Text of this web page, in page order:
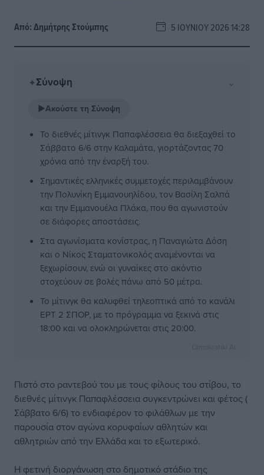
Από:Δημήτρης Στούμπης 5 ΙΟΥΝΊΟΥ 2026 14:28
✦Σύνοψη ⌄
▶Ακούστε τη Σύνοψη
Το διεθνές μίτινγκ Παπαφλέσσεια θα διεξαχθεί το
Σάββατο 6/6 στην Καλαμάτα, γιορτάζοντας 70
χρόνια από την έναρξή του.
Σημαντικές ελληνικές συμμετοχές περιλαμβάνουν
την Πολυνίκη Εμμανουηλίδου, τον Βασίλη Σαλπά
και την Εμμανουέλα Πλάκα, που θα αγωνιστούν
σε διάφορες αποστάσεις.
Στα αγωνίσματα κονίστρας, η Παναγιώτα Δόση
και ο Νίκος Σταματονικολός αναμένονται να
ξεχωρίσουν, ενώ οι γυναίκες στο ακόντιο
στοχεύουν σε βολές πάνω από 50 μέτρα.
Το μίτινγκ θα καλυφθεί τηλεοπτικά από το κανάλι
ΕΡΤ 2 ΣΠΟΡ, με το πρόγραμμα να ξεκινά στις
18:00 και να ολοκληρώνεται στις 20:00.
Πιστό στο ραντεβού του με τους φίλους του στίβου, το
διεθνές μίτινγκ Παπαφλέσσεια συγκεντρώνει και φέτος (
Σάββατο 6/6) το ενδιαφέρον το φιλάθλων με την
παρουσία στον αγώνα κορυφαίων αθλητών και
αθλητριών από την Ελλάδα και το εξωτερικό.
Η φετινή διοργάνωση στο δημοτικό στάδιο της